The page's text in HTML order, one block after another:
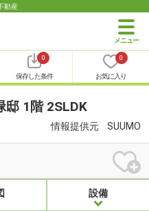
動産
0
保存した条件
0
お気に入り
邸 1階 2SLDK
情報提供元 SUUMO
設備